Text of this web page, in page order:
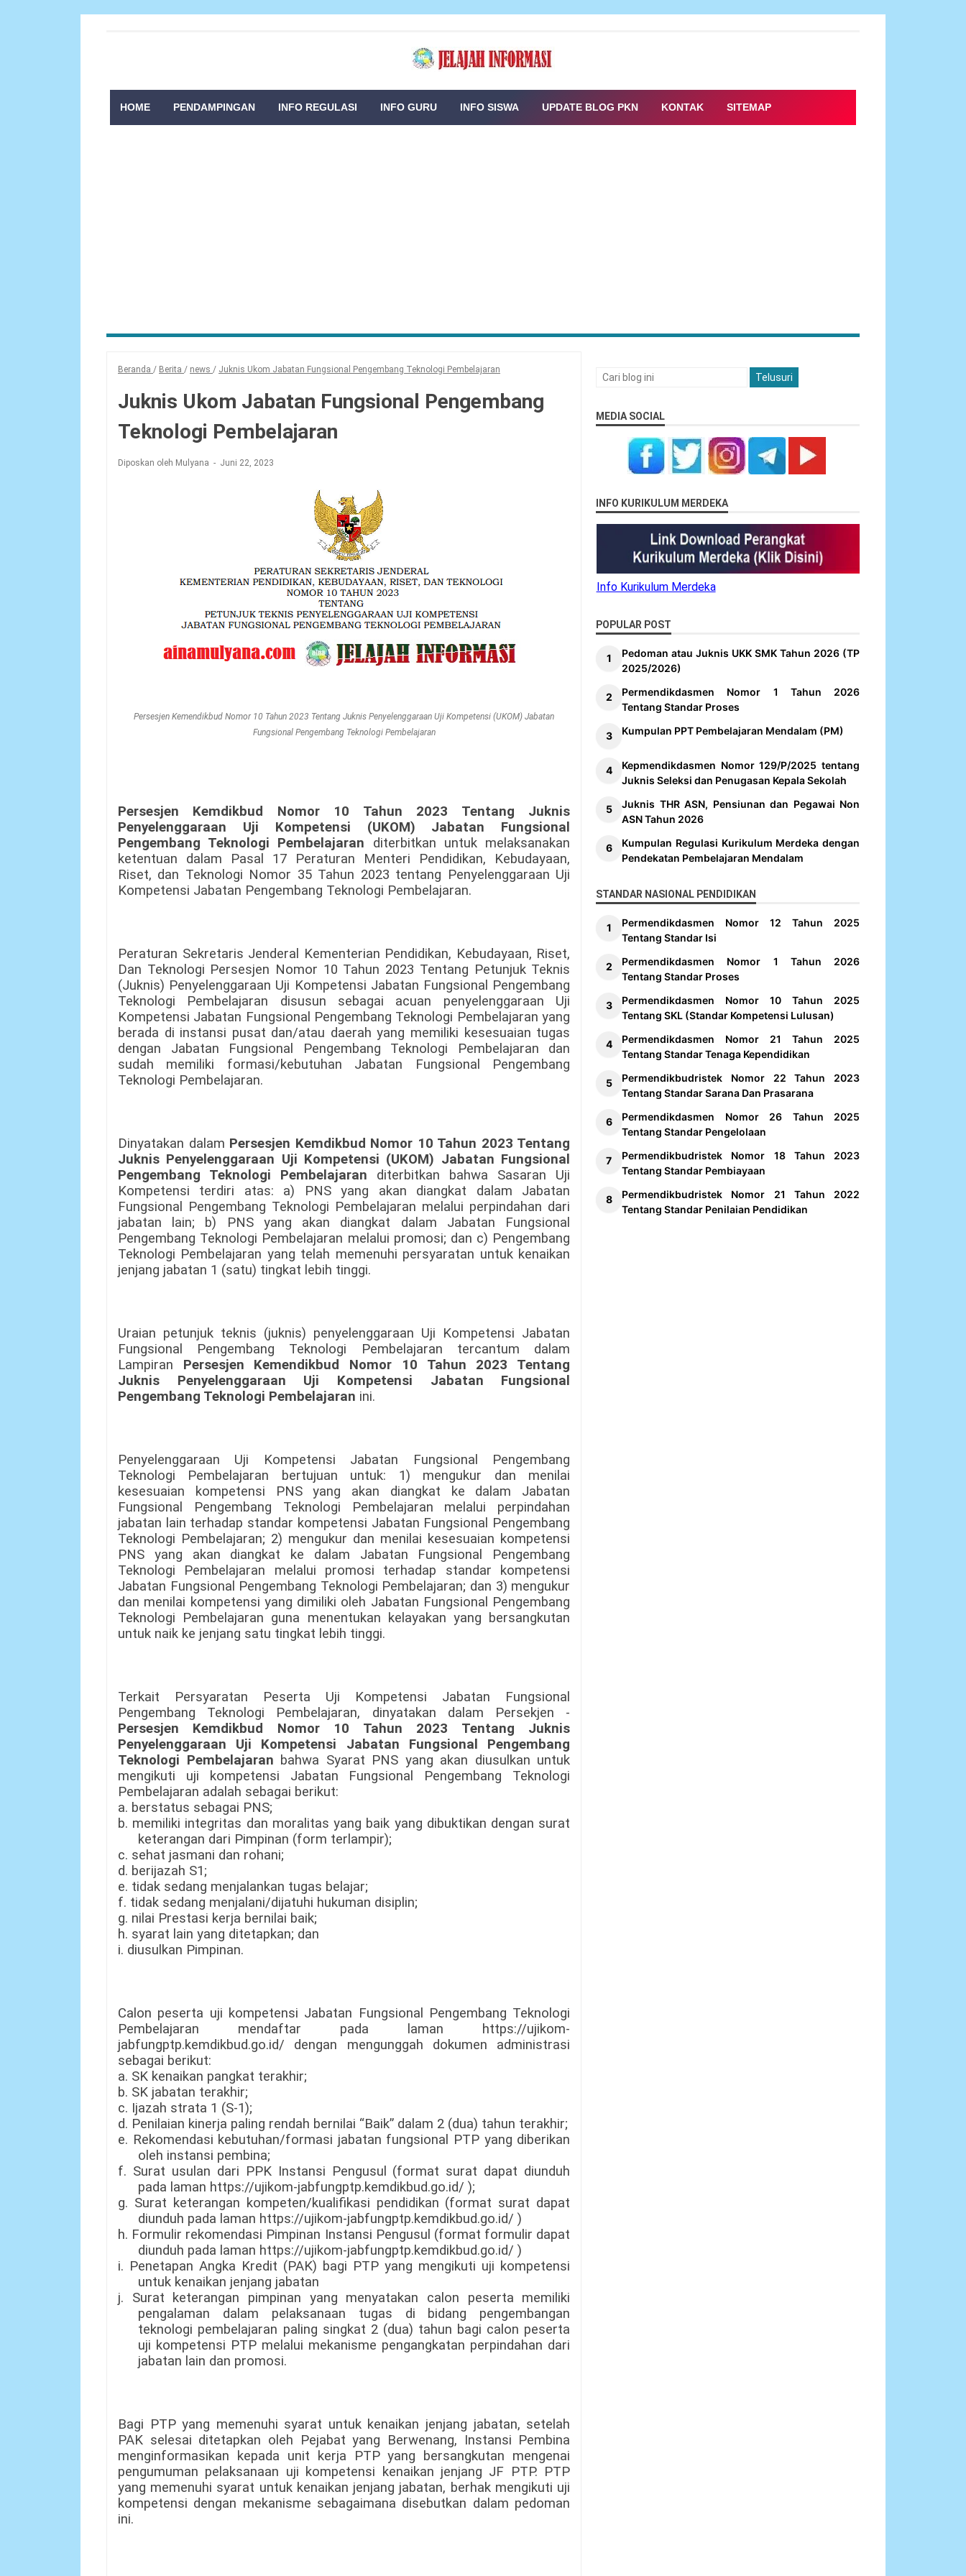
HOME PENDAMPINGAN INFO REGULASI INFO GURU INFO SISWA UPDATE BLOG PKN KONTAK SITEMAP
Beranda / Berita / news / Juknis Ukom Jabatan Fungsional Pengembang Teknologi Pembelajaran
Juknis Ukom Jabatan Fungsional Pengembang
Teknologi Pembelajaran
Diposkan oleh Mulyana Juni 22, 2023
Persesjen Kemendikbud Nomor 10 Tahun 2023 Tentang Juknis Penyelenggaraan Uji Kompetensi (UKOM) Jabatan
Fungsional Pengembang Teknologi Pembelajaran
Persesjen Kemdikbud Nomor 10 Tahun 2023 Tentang Juknis
Penyelenggaraan Uji Kompetensi (UKOM) Jabatan Fungsional
Pengembang Teknologi Pembelajaran diterbitkan untuk melaksanakan
ketentuan dalam Pasal 17 Peraturan Menteri Pendidikan, Kebudayaan,
Riset, dan Teknologi Nomor 35 Tahun 2023 tentang Penyelenggaraan Uji
Kompetensi Jabatan Pengembang Teknologi Pembelajaran.
Peraturan Sekretaris Jenderal Kementerian Pendidikan, Kebudayaan, Riset,
Dan Teknologi Persesjen Nomor 10 Tahun 2023 Tentang Petunjuk Teknis
(Juknis) Penyelenggaraan Uji Kompetensi Jabatan Fungsional Pengembang
Teknologi Pembelajaran disusun sebagai acuan penyelenggaraan Uji
Kompetensi Jabatan Fungsional Pengembang Teknologi Pembelajaran yang
berada di instansi pusat dan/atau daerah yang memiliki kesesuaian tugas
dengan Jabatan Fungsional Pengembang Teknologi Pembelajaran dan
sudah memiliki formasi/kebutuhan Jabatan Fungsional Pengembang
Teknologi Pembelajaran.
Dinyatakan dalam Persesjen Kemdikbud Nomor 10 Tahun 2023 Tentang
Juknis Penyelenggaraan Uji Kompetensi (UKOM) Jabatan Fungsional
Pengembang Teknologi Pembelajaran diterbitkan bahwa Sasaran Uji
Kompetensi terdiri atas: a) PNS yang akan diangkat dalam Jabatan
Fungsional Pengembang Teknologi Pembelajaran melalui perpindahan dari
jabatan lain; b) PNS yang akan diangkat dalam Jabatan Fungsional
Pengembang Teknologi Pembelajaran melalui promosi; dan c) Pengembang
Teknologi Pembelajaran yang telah memenuhi persyaratan untuk kenaikan
jenjang jabatan 1 (satu) tingkat lebih tinggi.
Uraian petunjuk teknis (juknis) penyelenggaraan Uji Kompetensi Jabatan
Fungsional Pengembang Teknologi Pembelajaran tercantum dalam
Lampiran Persesjen Kemendikbud Nomor 10 Tahun 2023 Tentang
Juknis Penyelenggaraan Uji Kompetensi Jabatan Fungsional
Pengembang Teknologi Pembelajaran ini.
Penyelenggaraan Uji Kompetensi Jabatan Fungsional Pengembang
Teknologi Pembelajaran bertujuan untuk: 1) mengukur dan menilai
kesesuaian kompetensi PNS yang akan diangkat ke dalam Jabatan
Fungsional Pengembang Teknologi Pembelajaran melalui perpindahan
jabatan lain terhadap standar kompetensi Jabatan Fungsional Pengembang
Teknologi Pembelajaran; 2) mengukur dan menilai kesesuaian kompetensi
PNS yang akan diangkat ke dalam Jabatan Fungsional Pengembang
Teknologi Pembelajaran melalui promosi terhadap standar kompetensi
Jabatan Fungsional Pengembang Teknologi Pembelajaran; dan 3) mengukur
dan menilai kompetensi yang dimiliki oleh Jabatan Fungsional Pengembang
Teknologi Pembelajaran guna menentukan kelayakan yang bersangkutan
untuk naik ke jenjang satu tingkat lebih tinggi.
Terkait Persyaratan Peserta Uji Kompetensi Jabatan Fungsional
Pengembang Teknologi Pembelajaran, dinyatakan dalam Persekjen -
Persesjen Kemdikbud Nomor 10 Tahun 2023 Tentang Juknis
Penyelenggaraan Uji Kompetensi Jabatan Fungsional Pengembang
Teknologi Pembelajaran bahwa Syarat PNS yang akan diusulkan untuk
mengikuti uji kompetensi Jabatan Fungsional Pengembang Teknologi
Pembelajaran adalah sebagai berikut:
a. berstatus sebagai PNS;
b. memiliki integritas dan moralitas yang baik yang dibuktikan dengan surat
keterangan dari Pimpinan (form terlampir);
c. sehat jasmani dan rohani;
d. berijazah S1;
e. tidak sedang menjalankan tugas belajar;
f. tidak sedang menjalani/dijatuhi hukuman disiplin;
g. nilai Prestasi kerja bernilai baik;
h. syarat lain yang ditetapkan; dan
i. diusulkan Pimpinan.
Calon peserta uji kompetensi Jabatan Fungsional Pengembang Teknologi
Pembelajaran mendaftar pada laman https://ujikom-
jabfungptp.kemdikbud.go.id/ dengan mengunggah dokumen administrasi
sebagai berikut:
a. SK kenaikan pangkat terakhir;
b. SK jabatan terakhir;
c. Ijazah strata 1 (S-1);
d. Penilaian kinerja paling rendah bernilai “Baik” dalam 2 (dua) tahun terakhir;
e. Rekomendasi kebutuhan/formasi jabatan fungsional PTP yang diberikan
oleh instansi pembina;
f. Surat usulan dari PPK Instansi Pengusul (format surat dapat diunduh
pada laman https://ujikom-jabfungptp.kemdikbud.go.id/ );
g. Surat keterangan kompeten/kualifikasi pendidikan (format surat dapat
diunduh pada laman https://ujikom-jabfungptp.kemdikbud.go.id/ )
h. Formulir rekomendasi Pimpinan Instansi Pengusul (format formulir dapat
diunduh pada laman https://ujikom-jabfungptp.kemdikbud.go.id/ )
i. Penetapan Angka Kredit (PAK) bagi PTP yang mengikuti uji kompetensi
untuk kenaikan jenjang jabatan
j. Surat keterangan pimpinan yang menyatakan calon peserta memiliki
pengalaman dalam pelaksanaan tugas di bidang pengembangan
teknologi pembelajaran paling singkat 2 (dua) tahun bagi calon peserta
uji kompetensi PTP melalui mekanisme pengangkatan perpindahan dari
jabatan lain dan promosi.
Bagi PTP yang memenuhi syarat untuk kenaikan jenjang jabatan, setelah
PAK selesai ditetapkan oleh Pejabat yang Berwenang, Instansi Pembina
menginformasikan kepada unit kerja PTP yang bersangkutan mengenai
pengumuman pelaksanaan uji kompetensi kenaikan jenjang JF PTP. PTP
yang memenuhi syarat untuk kenaikan jenjang jabatan, berhak mengikuti uji
kompetensi dengan mekanisme sebagaimana disebutkan dalam pedoman
ini.
MEDIA SOCIAL
INFO KURIKULUM MERDEKA
Info Kurikulum Merdeka
POPULAR POST
Pedoman atau Juknis UKK SMK Tahun 2026 (TP
2025/2026)
Permendikdasmen Nomor 1 Tahun 2026
Tentang Standar Proses
Kumpulan PPT Pembelajaran Mendalam (PM)
Kepmendikdasmen Nomor 129/P/2025 tentang
Juknis Seleksi dan Penugasan Kepala Sekolah
Juknis THR ASN, Pensiunan dan Pegawai Non
ASN Tahun 2026
Kumpulan Regulasi Kurikulum Merdeka dengan
Pendekatan Pembelajaran Mendalam
STANDAR NASIONAL PENDIDIKAN
Permendikdasmen Nomor 12 Tahun 2025
Tentang Standar Isi
Permendikdasmen Nomor 1 Tahun 2026
Tentang Standar Proses
Permendikdasmen Nomor 10 Tahun 2025
Tentang SKL (Standar Kompetensi Lulusan)
Permendikdasmen Nomor 21 Tahun 2025
Tentang Standar Tenaga Kependidikan
Permendikbudristek Nomor 22 Tahun 2023
Tentang Standar Sarana Dan Prasarana
Permendikdasmen Nomor 26 Tahun 2025
Tentang Standar Pengelolaan
Permendikbudristek Nomor 18 Tahun 2023
Tentang Standar Pembiayaan
Permendikbudristek Nomor 21 Tahun 2022
Tentang Standar Penilaian Pendidikan